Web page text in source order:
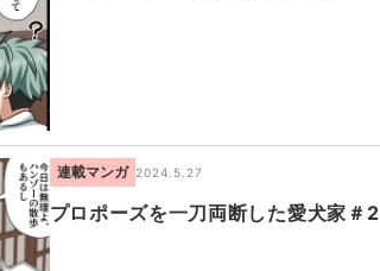
連載マンガ 2024.5.27
プロポーズを一刀両断した愛犬家＃2